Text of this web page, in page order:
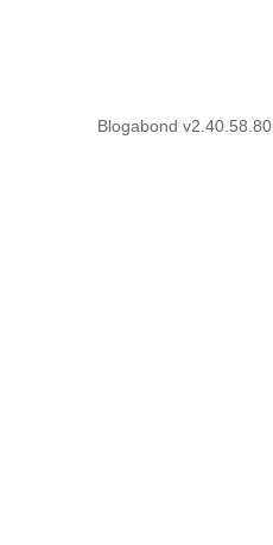
Blogabond v2.40.58.80